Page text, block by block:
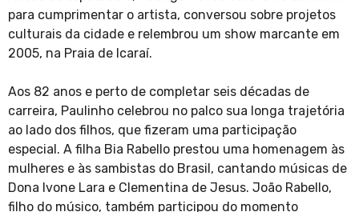
para cumprimentar o artista, conversou sobre projetos
culturais da cidade e relembrou um show marcante em
2005, na Praia de Icaraí.
Aos 82 anos e perto de completar seis décadas de
carreira, Paulinho celebrou no palco sua longa trajetória
ao lado dos filhos, que fizeram uma participação
especial. A filha Bia Rabello prestou uma homenagem às
mulheres e às sambistas do Brasil, cantando músicas de
Dona Ivone Lara e Clementina de Jesus. João Rabello,
filho do músico, também participou do momento